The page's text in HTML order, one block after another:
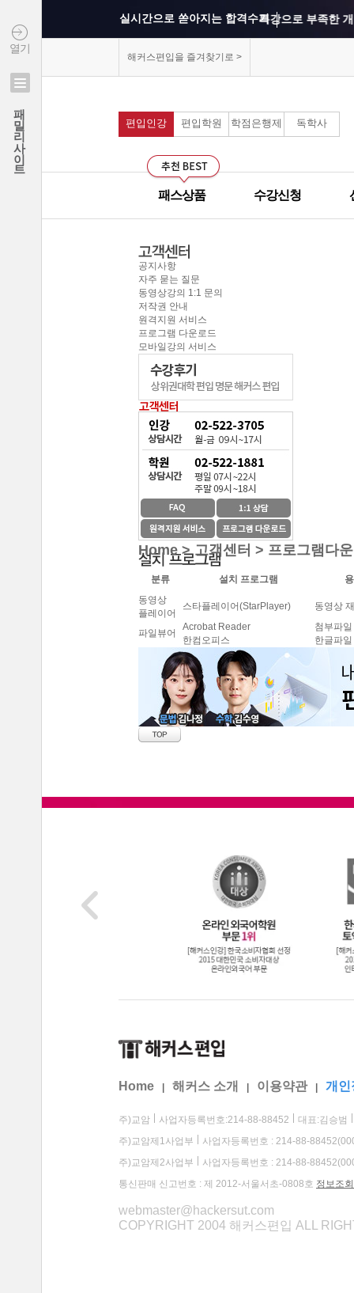
열기
패밀리사이트
실시간으로 쏟아지는 합격수기특강으로 부족한
선생님과의 카톡
해커스편입이 무
온라인 수강생들
스타강사진의 강
SNS나 페이지를
수강제한이 없어
방대한 자료와 데
중간에 정리된 자
건국대학교 최종합격 이*준
성균관대학교 최종합격 정*림
중앙대학교 최종합격 이*영
건국대학교 최종합격 정*훈
중앙대학교 최종합격 이*준
서울시립대학교 최종합격 한*현
홍익대학교 최종합격 김*영
중앙대학교 최종합격 김*현
한국외국어대학교 최종합격 김*진
중앙대학교 최종합격 한*현
연세대학교 최종합격 김*진
건국대학교 최종합격 이*준
성균관대학교 최종합격 정*림
중앙대학교 최종합격 이*영
건국대학교 최종합격 정*훈
이화여자대학교 최종합격 김*현
중앙대학교 최종합격 이*준
서울시립대학교 최종합격 한*현
홍익대학교 최종합격 김*영
중앙대학교 최종합격 김*현
한국외국어대학교 최종합격 김*진
중앙대학교 최종합격 한*현
해커스편입을 즐겨찾기로 >
편입인강 편입학원 학점은행제 독학사
패스상품 수강신청
공지사항
자주 묻는 질문
동영상강의 1:1 문의
저작권 안내
원격지원 서비스
프로그램 다운로드
모바일강의 서비스
Home > 고객센터 > 프로그램다
분류 설치 프로그램
동영상
플레이어
스타플레이어(StarPlayer) 동영상
파일뷰어
Acrobat Reader
첨부파
한컴오피스
한글파
Home | 해커스 소개 | 이용약관 | 개인
주)교암 사업자등록번호:214-88-88452
대표:김승범
주)교암제1사업부
사업자등록번호 : 214-88-
주)교암제2사업부
사업자등록번호 : 214-88-
통신판매 신고번호 : 제 2012-서울서초-0808호 정보조회
webmaster@hackersut.com
COPYRIGHT 2004 해커스편입 ALL